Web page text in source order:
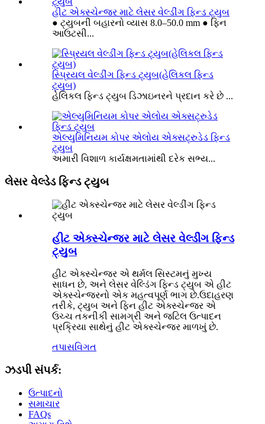
હીટ એક્સ્ચેન્જર માટે લેસર વેલ્ડીંગ ફિન્ડ ટ્યુબ
● ટ્યુબની બહારનો વ્યાસ 8.0–50.0 mm ● ફિન
આઉટસી...
સ્પ્રિયલ વેલ્ડીંગ ફિન્ડ ટ્યુબ(હેલિકલ ફિન્ડ
ટ્યુબ)
હેલિકલ ફિન્ડ ટ્યુબ ડિઝાઇનરને પ્રદાન કરે છે ...
એલ્યુમિનિયમ કોપર એલોય એક્સટ્રુડેડ ફિન્ડ
ટ્યુબ
અમારી વિશાળ કાર્યક્ષમતામાંથી દરેક સભ્ય...
લેસર વેલ્ડેડ ફિન્ડ ટ્યુબ
હીટ એક્સ્ચેન્જર માટે લેસર વેલ્ડીંગ ફિન્ડ
ટ્યુબ
હીટ એક્સ્ચેન્જર એ થર્મલ સિસ્ટમનું મુખ્ય
સાધન છે, અને લેસર વેલ્ડિંગ ફિન્ડ ટ્યુબ એ હીટ
એક્સ્ચેન્જરનો એક મહત્વપૂર્ણ ભાગ છે.ઉદાહરણ
તરીકે, ટ્યુબ અને ફિન હીટ એક્સ્ચેન્જર એ
ઉચ્ચ તકનીકી સામગ્રી અને જટિલ ઉત્પાદન
પ્રક્રિયા સાથેનું હીટ એક્સ્ચેન્જર માળખું છે.
તપાસવિગત
ઝડપી સંપર્ક:
ઉત્પાદનો
સમાચાર
FAQs